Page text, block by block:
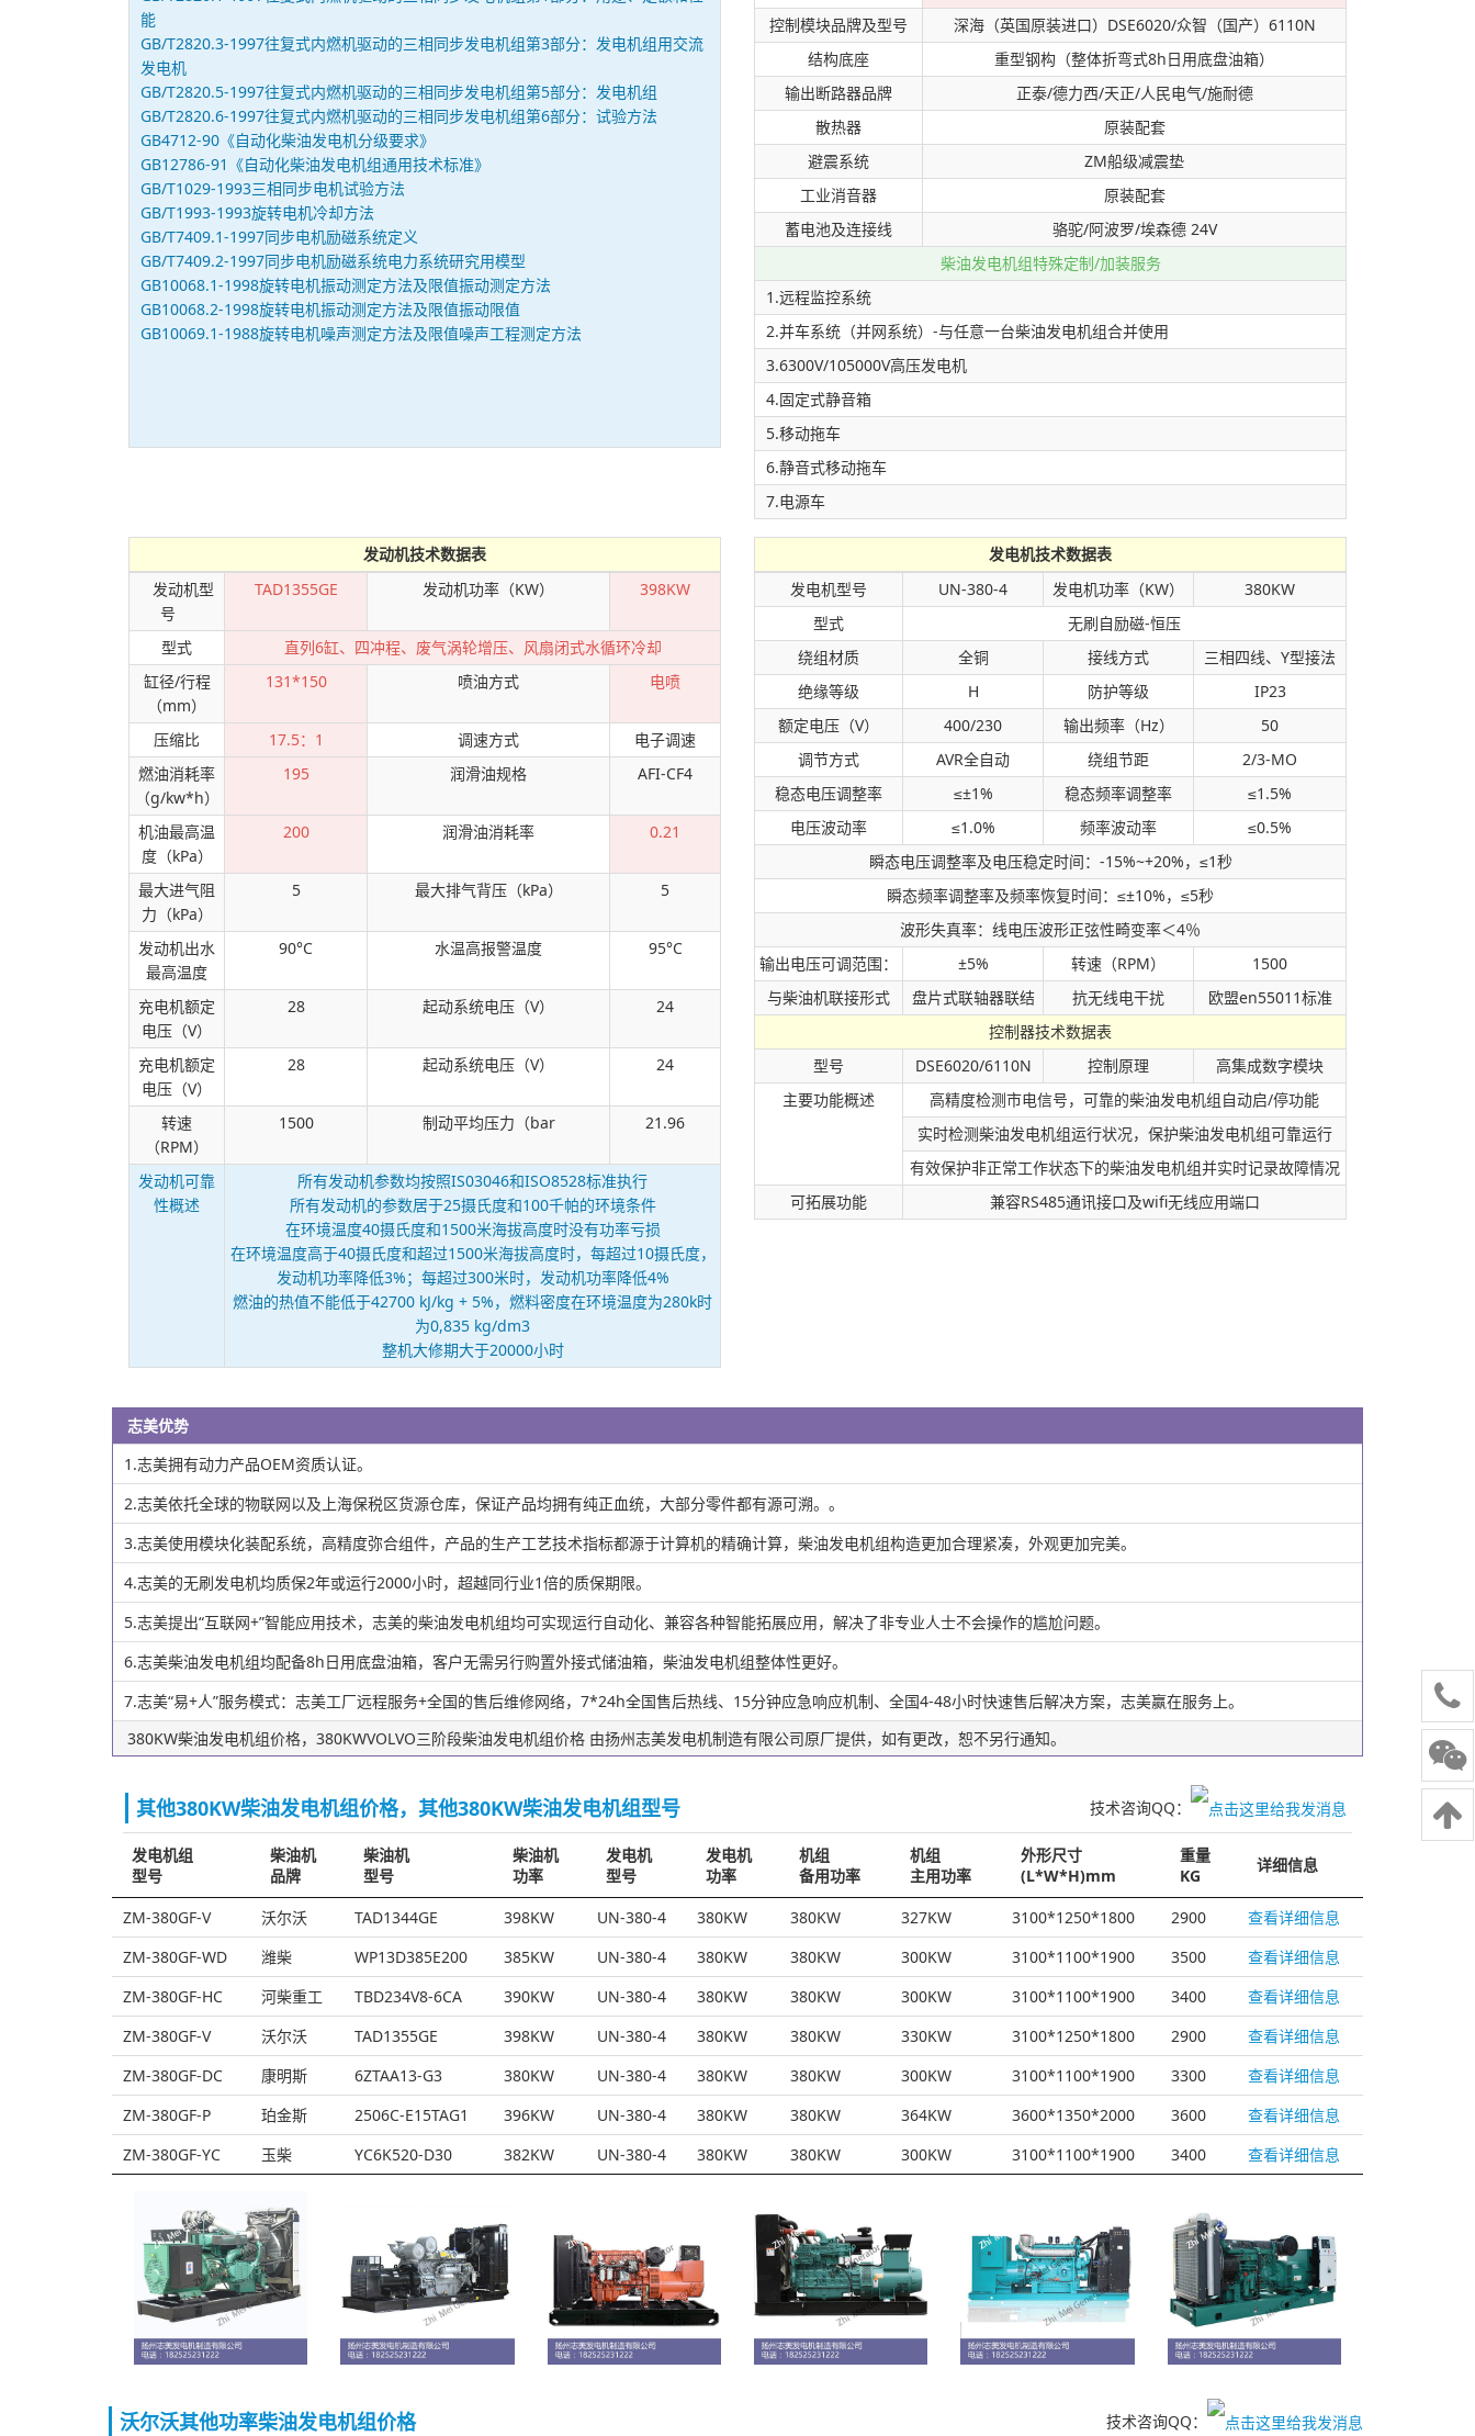
能
GB/T2820.3-1997往复式内燃机驱动的三相同步发电机组第3部分：发电机组用交流
发电机
GB/T2820.5-1997往复式内燃机驱动的三相同步发电机组第5部分：发电机组
GB/T2820.6-1997往复式内燃机驱动的三相同步发电机组第6部分：试验方法
GB4712-90《自动化柴油发电机分级要求》
GB12786-91《自动化柴油发电机组通用技术标准》
GB/T1029-1993三相同步电机试验方法
GB/T1993-1993旋转电机冷却方法
GB/T7409.1-1997同步电机励磁系统定义
GB/T7409.2-1997同步电机励磁系统电力系统研究用模型
GB10068.1-1998旋转电机振动测定方法及限值振动测定方法
GB10068.2-1998旋转电机振动测定方法及限值振动限值
GB10069.1-1988旋转电机噪声测定方法及限值噪声工程测定方法
控制模块品牌及型号
深海（英国原装进口）DSE6020/众智（国产）6110N
结构底座
重型钢构（整体折弯式8h日用底盘油箱）
输出断路器品牌
正泰/德力西/天正/人民电气/施耐德
散热器
原装配套
避震系统
ZM船级减震垫
工业消音器
原装配套
蓄电池及连接线
骆驼/阿波罗/埃森德 24V
柴油发电机组特殊定制/加装服务
1.远程监控系统
2.并车系统（并网系统）-与任意一台柴油发电机组合并使用
3.6300V/105000V高压发电机
4.固定式静音箱
5.移动拖车
6.静音式移动拖车
7.电源车
发动机技术数据表
发动机型
号
TAD1355GE 发动机功率（KW） 398KW
型式
直列6缸、四冲程、废气涡轮增压、风扇闭式水循环冷却
缸径/行程
（mm）
131*150 喷油方式 电喷
压缩比 17.5：1 调速方式
电子调速
燃油消耗率
（g/kw*h）
195 润滑油规格 AFI-CF4
机油最高温
度（kPa）
200 润滑油消耗率 0.21
最大进气阻
力（kPa）
5 最大排气背压（kPa） 5
发动机出水
最高温度
90°C 水温高报警温度 95°C
充电机额定
电压（V）
28 起动系统电压（V） 24
充电机额定
电压（V）
28 起动系统电压（V） 24
转速
（RPM）
1500 制动平均压力（bar 21.96
发动机可靠
性概述
所有发动机参数均按照IS03046和ISO8528标准执行
所有发动机的参数居于25摄氏度和100千帕的环境条件
在环境温度40摄氏度和1500米海拔高度时没有功率亏损
在环境温度高于40摄氏度和超过1500米海拔高度时，每超过10摄氏度，
发动机功率降低3%；每超过300米时，发动机功率降低4%
燃油的热值不能低于42700 kJ/kg + 5%，燃料密度在环境温度为280k时
为0,835 kg/dm3
整机大修期大于20000小时
发电机技术数据表
发电机型号
UN-380-4 发电机功率（KW）
380KW
型式
无刷自励磁-恒压
绕组材质
全铜 接线方式
三相四线、Y型接法
绝缘等级
H 防护等级
IP23
额定电压（V）
400/230 输出频率（Hz）
50
调节方式
AVR全自动 绕组节距
2/3-MO
稳态电压调整率
≤±1% 稳态频率调整率
≤1.5%
电压波动率
≤1.0% 频率波动率
≤0.5%
瞬态电压调整率及电压稳定时间：-15%~+20%，≤1秒
瞬态频率调整率及频率恢复时间：≤±10%，≤5秒
波形失真率：线电压波形正弦性畸变率＜4％
输出电压可调范围：
±5% 转速（RPM）
1500
与柴油机联接形式
盘片式联轴器联结 抗无线电干扰
欧盟en55011标准
控制器技术数据表
型号
DSE6020/6110N 控制原理
高集成数字模块
主要功能概述
高精度检测市电信号，可靠的柴油发电机组自动启/停功能
实时检测柴油发电机组运行状况，保护柴油发电机组可靠运行
有效保护非正常工作状态下的柴油发电机组并实时记录故障情况
可拓展功能
兼容RS485通讯接口及wifi无线应用端口
志美优势
1.志美拥有动力产品OEM资质认证。
2.志美依托全球的物联网以及上海保税区货源仓库，保证产品均拥有纯正血统，大部分零件都有源可溯。。
3.志美使用模块化装配系统，高精度弥合组件，产品的生产工艺技术指标都源于计算机的精确计算，柴油发电机组构造更加合理紧凑，外观更加完美。
4.志美的无刷发电机均质保2年或运行2000小时，超越同行业1倍的质保期限。
5.志美提出“互联网+”智能应用技术，志美的柴油发电机组均可实现运行自动化、兼容各种智能拓展应用，解决了非专业人士不会操作的尴尬问题。
6.志美柴油发电机组均配备8h日用底盘油箱，客户无需另行购置外接式储油箱，柴油发电机组整体性更好。
7.志美“易+人”服务模式：志美工厂远程服务+全国的售后维修网络，7*24h全国售后热线、15分钟应急响应机制、全国4-48小时快速售后解决方案，志美赢在服务上。
380KW柴油发电机组价格，380KWVOLVO三阶段柴油发电机组价格 由扬州志美发电机制造有限公司原厂提供，如有更改，恕不另行通知。
其他380KW柴油发电机组价格，其他380KW柴油发电机组型号 技术咨询QQ：
发电机组
型号
柴油机
品牌
柴油机
型号
柴油机
功率
发电机
型号
发电机
功率
机组
备用功率
机组
主用功率
外形尺寸
(L*W*H)mm
重量
KG
详细信息
ZM-380GF-V 沃尔沃 TAD1344GE 398KW UN-380-4 380KW 380KW 327KW 3100*1250*1800 2900
查看详细信息
ZM-380GF-WD
潍柴 WP13D385E200 385KW UN-380-4 380KW 380KW 300KW 3100*1100*1900 3500
查看详细信息
ZM-380GF-HC
河柴重工 TBD234V8-6CA 390KW UN-380-4 380KW 380KW 300KW 3100*1100*1900 3400
查看详细信息
ZM-380GF-V
沃尔沃 TAD1355GE 398KW UN-380-4 380KW 380KW 330KW 3100*1250*1800 2900
查看详细信息
ZM-380GF-DC
康明斯 6ZTAA13-G3 380KW UN-380-4 380KW 380KW 300KW 3100*1100*1900 3300
查看详细信息
ZM-380GF-P
珀金斯 2506C-E15TAG1 396KW UN-380-4 380KW 380KW 364KW 3600*1350*2000 3600
查看详细信息
ZM-380GF-YC
玉柴 YC6K520-D30 382KW UN-380-4 380KW 380KW 300KW 3100*1100*1900 3400 查看详细信息
沃尔沃其他功率柴油发电机组价格 技术咨询QQ：
电话